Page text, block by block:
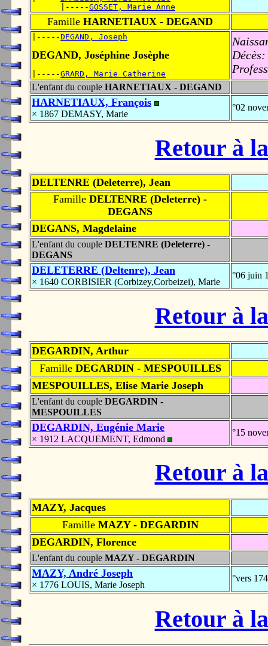
      |-----
GOSSET, Marie Anne
Famille HARNETIAUX - DEGAND
|-----DEGAND, Joseph
DEGAND, Joséphine Josèphe
|-----GRARD, Marie Catherine
Décès:
L'enfant du couple HARNETIAUX - DEGAND
HARNETIAUX, François
× 1867 DEMASY, Marie
°02
Retour à
DELTENRE (Deleterre), Jean
Famille DELTENRE (Deleterre) -
DEGANS
DEGANS, Magdelaine
L'enfant du couple DELTENRE (Deleterre) -
DEGANS
DELETERRE (Deltenre), Jean
× 1640 CORBISIER (Corbizey,Corbeizei), Marie
°06 juin
Retour à
DEGARDIN, Arthur
FamilleDEGARDIN - MESPOUILLES
MESPOUILLES, Elise Marie Joseph
L'enfant du couple DEGARDIN -
MESPOUILLES
DEGARDIN, Eugénie Marie
× 1912 LACQUEMENT, Edmond
°15
Retour à
MAZY, Jacques
FamilleMAZY - DEGARDIN
DEGARDIN, Florence
L'enfant du couple MAZY - DEGARDIN
MAZY, André Joseph
× 1776 LOUIS, Marie Joseph
°vers
Retour à